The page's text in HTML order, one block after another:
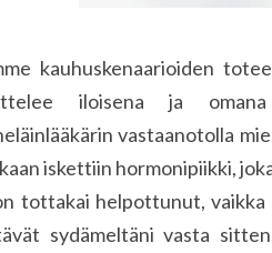
kauhuskenaarioiden
iloisena ja
vastaanotolla
iskettiin hormonipiikki,
tottakai helpottunut,
sydämeltäni vasta